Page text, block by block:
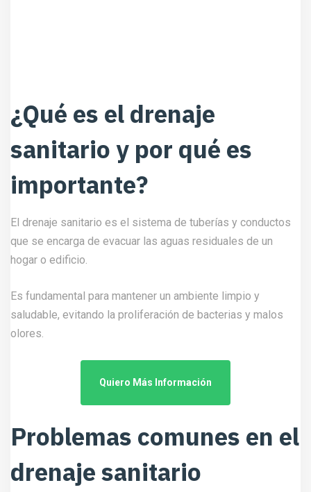
¿Qué es el drenaje
sanitario y por qué es
importante?
El drenaje sanitario es el sistema de tuberías y conductos
que se encarga de evacuar las aguas residuales de un
hogar o edificio.
Es fundamental para mantener un ambiente limpio y
saludable, evitando la proliferación de bacterias y malos
olores.
Quiero Más Información
Problemas comunes en el
drenaje sanitario